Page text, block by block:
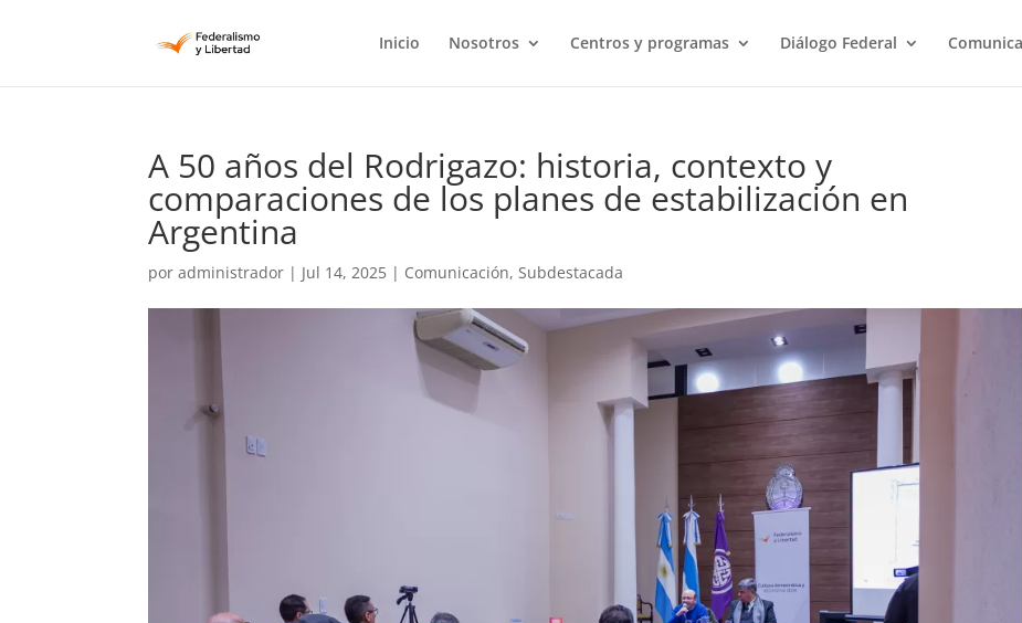
Inicio Nosotros Centros y programas Diálogo Federal
A 50 años del Rodrigazo: historia, contexto y
comparaciones de los planes de estabilización en
Argentina
poradministrador | Jul 14, 2025 | Comunicación,Subdestacada